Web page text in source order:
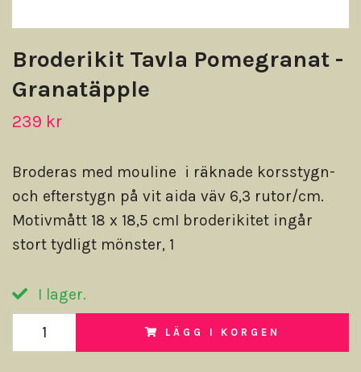
Broderikit Tavla Pomegranat -
Granatäpple
239 kr
Broderas med mouline i räknade korsstygn-
och efterstygn på vit aida väv 6,3 rutor/cm.
Motivmått 18 x 18,5 cmI broderikitet ingår
stort tydligt mönster, 1
I lager.
LÄGG I KORGEN